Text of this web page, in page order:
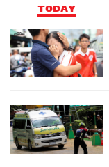
TODAY